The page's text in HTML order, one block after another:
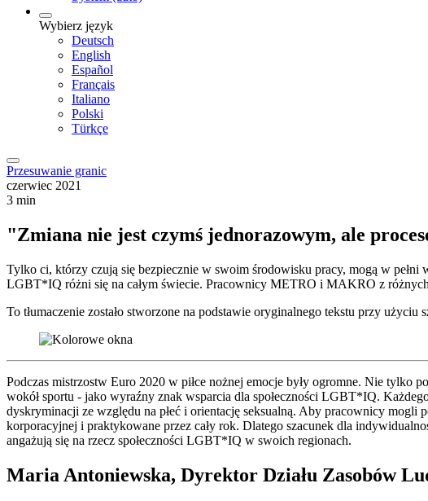
Wybierz język
Deutsch
English
Español
Français
Italiano
Polski
Türkçe
Przesuwanie granic
czerwiec 2021
3 min
"Zmiana nie jest czymś jednorazowym, ale
Tylko ci, którzy czują się bezpiecznie w swoim środowisku pracy, mogą w
LGBT*IQ różni się na całym świecie. Pracownicy METRO i MAKRO z
To tłumaczenie zostało stworzone na podstawie oryginalnego tekstu przy użyciu
Podczas mistrzostw Euro 2020 w piłce nożnej emocje były ogromne. Nie tylko
wokół sportu - jako wyraźny znak wsparcia dla społeczności LGBT*IQ.
dyskryminacji ze względu na płeć i orientację seksualną. Aby pracownicy
korporacyjnej i praktykowane przez cały rok. Dlatego szacunek dla
angażują się na rzecz społeczności LGBT*IQ w swoich regionach.
Maria Antoniewska, Dyrektor Działu Zasobów